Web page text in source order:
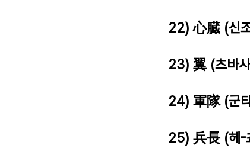
22) 心臓 (신
23) 翼 (츠바
24) 軍隊 (군
25) 兵長 (헤-